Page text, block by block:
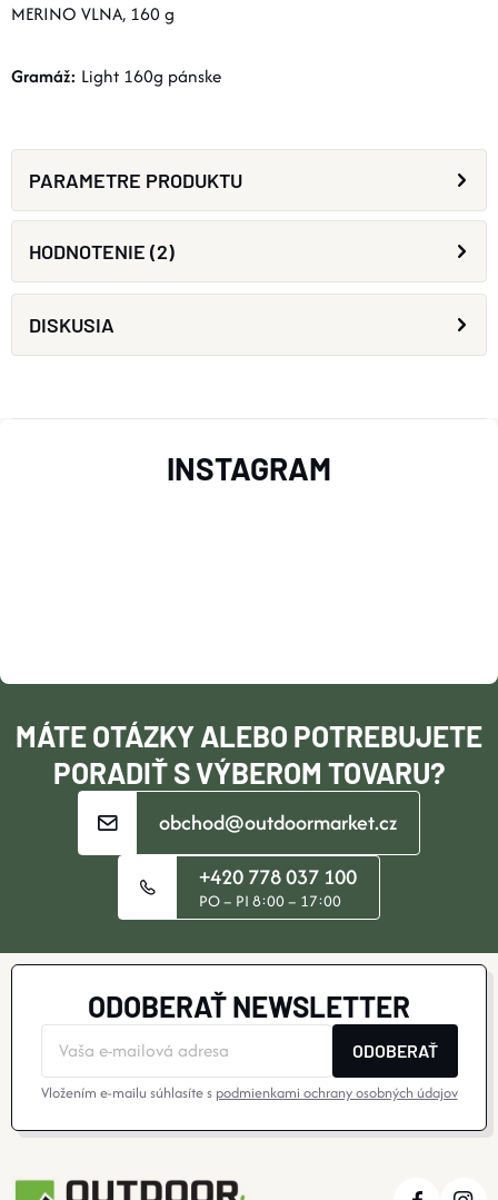
MERINO VLNA, 160 g
Gramáž: Light 160g pánske
PARAMETRE PRODUKTU
HODNOTENIE (2)
DISKUSIA
T
MÁTE OTÁZKY ALEBO POTREBUJETE
PORADIŤ S VÝBEROM TOVARU?
obchod@outdoormarket.cz
+420 778 037 100
PO – PI 8:00 – 17:00
INSTAGRAM
ODOBERAŤ NEWSLETTER
ODOBERAŤ
Vložením e-mailu súhlasíte s podmienkami ochrany osobných údajov